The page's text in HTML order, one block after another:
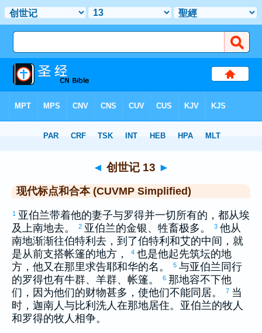
> 创世记 13
◄ 创世记 13 ►
现代标点和合本 (CUVMP Simplified)
1 亚伯兰带着他的妻子与罗得并一切所有的，都从埃
及 上南地去。 2 亚伯兰的金银、牲畜极多。 3 他从
南地渐渐往伯特利 去，到了伯特利 和艾的中间，就
是从前支搭帐篷的地方，
4 也是他起先筑坛的地
方，他又在那里求告耶和华的名。
5 与亚伯兰 同行
的罗得也有牛群、羊群、帐篷。 6 那地容不下他
们，因为他们的财物甚多，使他们不能同居。
7 当
时， 迦南 人与比利洗 人在那地居住。 亚伯兰的牧人
和罗得的牧人相争。